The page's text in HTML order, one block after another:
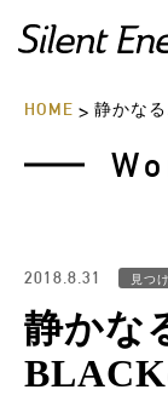
HOME > 静かな
2018.8.31 見つ
静かな